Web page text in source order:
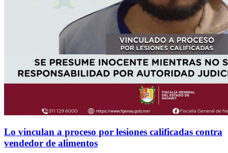
Lo vinculan a proceso por lesiones calificadas contra
vendedor de alimentos